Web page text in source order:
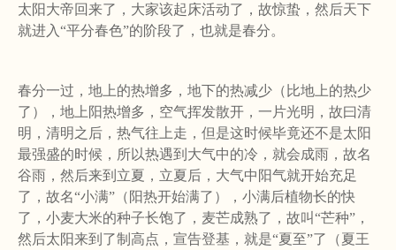
太阳大帝回来了，大家该起床活动了，故惊蛰，然后天下
就进入“平分春色”的阶段了，也就是春分。
春分一过，地上的热增多，地下的热减少（比地上的热少
了），地上阳热增多，空气挥发散开，一片光明，故曰清
明，清明之后，热气往上走，但是这时候毕竟还不是太阳
最强盛的时候，所以热遇到大气中的冷，就会成雨，故名
谷雨，然后来到立夏，立夏后，大气中阳气就开始充足
了，故名“小满”（阳热开始满了），小满后植物长的快
了，小麦大米的种子长饱了，麦芒成熟了，故叫“芒种”，
然后太阳来到了制高点，宣告登基，就是“夏至”了（夏王